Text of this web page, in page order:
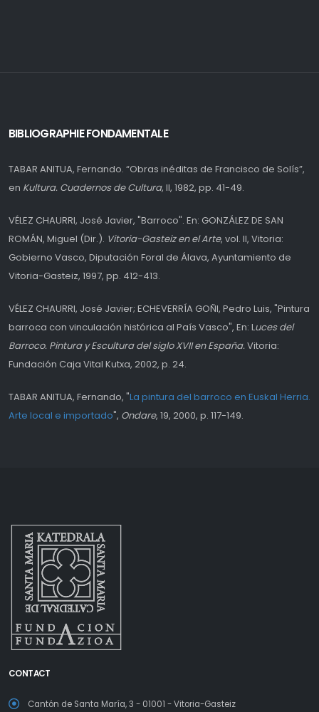
BIBLIOGRAPHIE FONDAMENTALE
TABAR ANITUA, Fernando. “Obras inéditas de Francisco de Solís”,
en Kultura. Cuadernos de Cultura, II, 1982, pp. 41-49.
VÉLEZ CHAURRI, José Javier, "Barroco". En: GONZÁLEZ DE SAN
ROMÁN, Miguel (Dir.). Vitoria-Gasteiz en el Arte, vol. II, Vitoria:
Gobierno Vasco, Diputación Foral de Álava, Ayuntamiento de
Vitoria-Gasteiz, 1997, pp. 412-413.
VÉLEZ CHAURRI, José Javier; ECHEVERRÍA GOÑI, Pedro Luis, "Pintura
barroca con vinculación histórica al País Vasco", En: Luces del
Barroco. Pintura y Escultura del siglo XVII en España.Vitoria:
Fundación Caja Vital Kutxa, 2002, p. 24.
TABAR ANITUA, Fernando, "La pintura del barroco en Euskal Herria.
Arte local e importado", Ondare, 19, 2000, p. 117-149.
CONTACT
Cantón de Santa María, 3 - 01001 - Vitoria-Gasteiz